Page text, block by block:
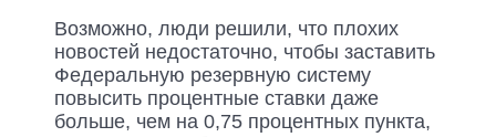
Возможно, люди решили, что плохих
новостей недостаточно, чтобы заставить
Федеральную резервную систему
повысить процентные ставки даже
больше, чем на 0,75 процентных пункта,